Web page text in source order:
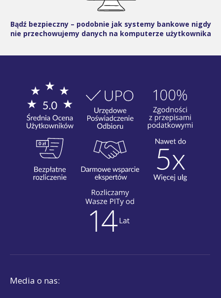
Bądź bezpieczny – podobnie jak systemy bankowe nigdy
nie przechowujemy danych na komputerze użytkownika
Media o nas: